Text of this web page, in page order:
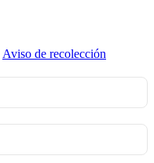
Aviso de recolección